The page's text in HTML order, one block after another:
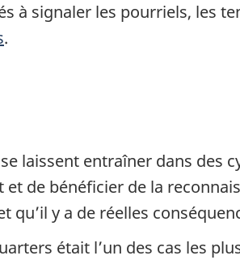
à signaler les pourriels, les
.
laissent entraîner dans
et de bénéficier de la
qu’il y a de réelles
était l’un des cas les